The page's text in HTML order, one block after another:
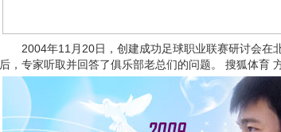
2004年11月20日，创建成功足球职业联赛研讨会在
后，专家听取并回答了俱乐部老总们的问题。 搜狐体育